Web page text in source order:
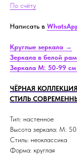
По счёту
Написать в
Круглые зеркала →
Зеркала в белой
Зеркала M: 50-99
ЧЁРНАЯ
СТИЛЬ
Тип: настенное
Высота зеркала: M:
Стиль: неоклассика
Форма: круглая